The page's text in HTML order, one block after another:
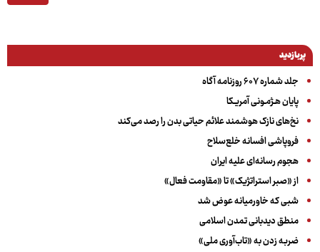
پربازدید
جلد شماره ۶۰۷ روزنامه آگاه
پایان هـژمـونی آمریـکا
نخ‌های نازک هوشمند علائم حیاتی بدن را رصد می‌کند
فروپاشی افسانه خلع‌سلاح
هجوم رسانه‌ای علیه ایران
از «صبر استراتژیک» تا «مقاومت فعال»
شبی که خاورمیانه عوض شد
منطق دیدبانی تمدن اسلامی
ضربه زدن به «تاب‌آوری ملی»